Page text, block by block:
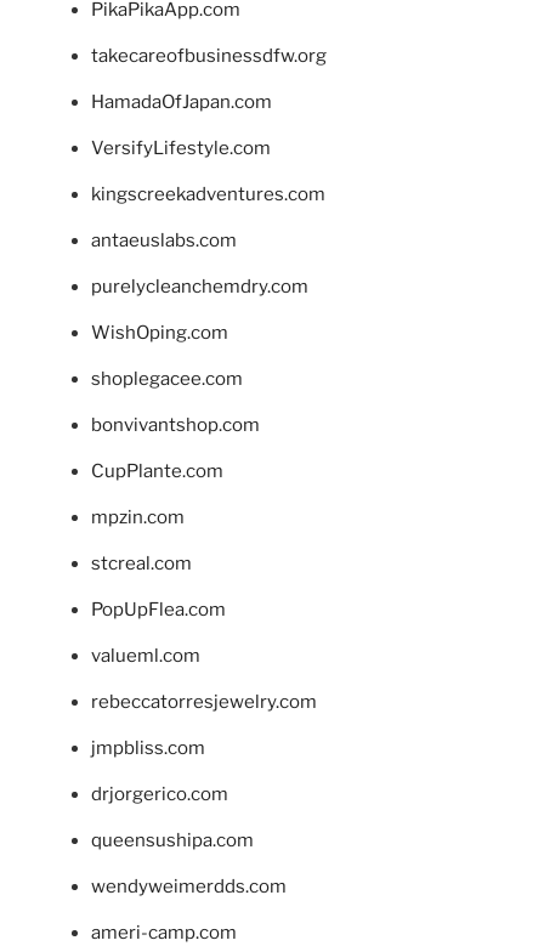
PikaPikaApp.com
takecareofbusinessdfw.org
HamadaOfJapan.com
VersifyLifestyle.com
kingscreekadventures.com
antaeuslabs.com
purelycleanchemdry.com
WishOping.com
shoplegacee.com
bonvivantshop.com
CupPlante.com
mpzin.com
stcreal.com
PopUpFlea.com
valueml.com
rebeccatorresjewelry.com
jmpbliss.com
drjorgerico.com
queensushipa.com
wendyweimerdds.com
ameri-camp.com